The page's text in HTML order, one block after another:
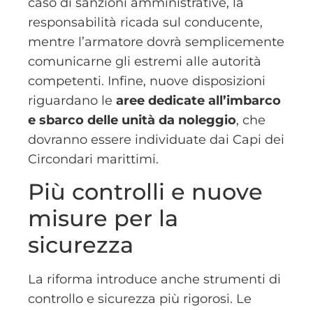
responsabilità ricada sul conducente,
mentre l’armatore dovrà semplicemente
comunicarne gli estremi alle autorità
competenti. Infine, nuove disposizioni
riguardano le aree dedicate all’imbarco
e sbarco delle unità da noleggio, che
dovranno essere individuate dai Capi dei
Circondari marittimi.
Più controlli e nuove
misure per la
sicurezza
La riforma introduce anche strumenti di
controllo e sicurezza più rigorosi. Le